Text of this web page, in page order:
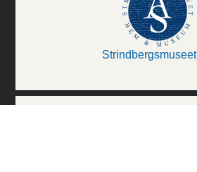
Strindbergsmuseet